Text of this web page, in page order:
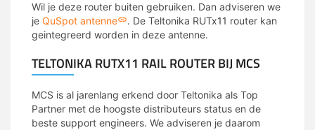
Wil je deze router buiten gebruiken. Dan adviseren we
je QuSpot antenne
. De Teltonika RUTx11 router kan
geintegreerd worden in deze antenne.
TELTONIKA RUTX11 RAIL ROUTER BIJ MCS
MCS is al jarenlang erkend door Teltonika als Top
Partner met de hoogste distributeurs status en de
beste support engineers. We adviseren je daarom